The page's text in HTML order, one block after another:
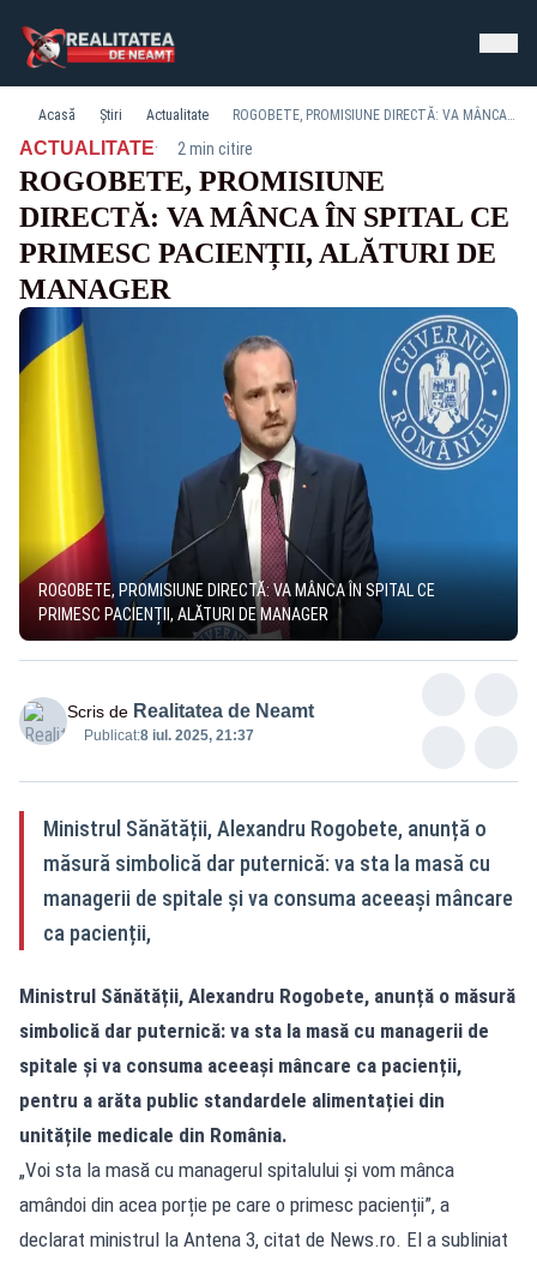
Acasă Știri Actualitate ROGOBETE, PROMISIUNE DIRECTĂ: VA MÂNCA ÎN SPITAL CE PRIMESC PACIENȚII, ALĂTURI DE MANAGER
ACTUALITATE· 2 min citire
ROGOBETE, PROMISIUNE
DIRECTĂ: VA MÂNCA ÎN SPITAL CE
PRIMESC PACIENȚII, ALĂTURI DE
MANAGER
ROGOBETE, PROMISIUNE DIRECTĂ: VA MÂNCA ÎN SPITAL CE
PRIMESC PACIENȚII, ALĂTURI DE MANAGER
Scris de Realitatea de Neamt
Publicat:8 iul. 2025, 21:37
Ministrul Sănătății, Alexandru Rogobete, anunță o
măsură simbolică dar puternică: va sta la masă cu
managerii de spitale și va consuma aceeași mâncare
ca pacienții,
Ministrul Sănătății, Alexandru Rogobete, anunță o măsură
simbolică dar puternică: va sta la masă cu managerii de
spitale și va consuma aceeași mâncare ca pacienții,
pentru a arăta public standardele alimentației din
unitățile medicale din România.
„Voi sta la masă cu managerul spitalului și vom mânca
amândoi din acea porție pe care o primesc pacienții”, a
declarat ministrul la Antena 3, citat de News.ro. El a subliniat